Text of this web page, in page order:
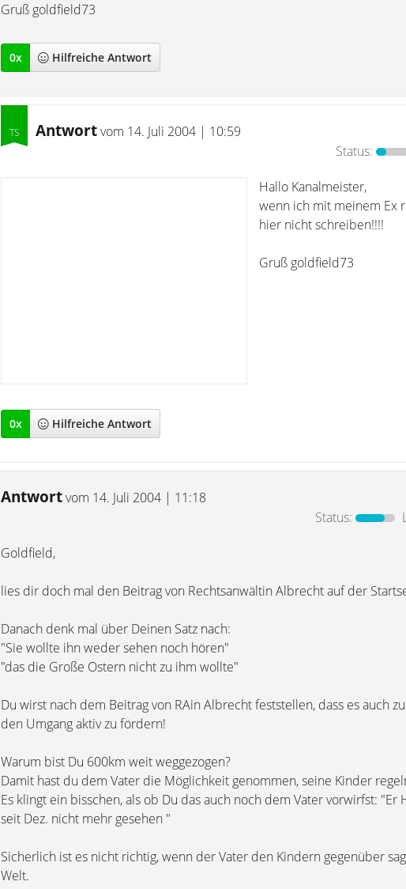
Gruß goldfield73
0x Hilfreiche Antwort
Antwortvom 14. Juli 2004 | 10:59
Status:
Hallo Kanalmeister,
wenn ich mit meinem Ex
hier nicht schreiben!!!!
Gruß goldfield73
0x Hilfreiche Antwort
Antwortvom 14. Juli 2004 | 11:18
Status:
Goldfield,
lies dir doch mal den Beitrag von Rechtsanwältin Albrecht auf der
Danach denk mal über Deinen Satz nach:
"Sie wollte ihn weder sehen noch hören"
"das die Große Ostern nicht zu ihm wollte"
Du wirst nach dem Beitrag von RAin Albrecht feststellen, dass es auch
den Umgang aktiv zu fördern!
Warum bist Du 600km weit weggezogen?
Damit hast du dem Vater die Möglichkeit genommen, seine Kinder
Es klingt ein bisschen, als ob Du das auch noch dem Vater vorwirfst: "Er
seit Dez. nicht mehr gesehen "
Sicherlich ist es nicht richtig, wenn der Vater den Kindern gegenüber
Welt.